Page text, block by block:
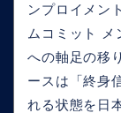
ンプロイメン
ムコミット メ
への軸足の移
ースは「終身
れる状態を日